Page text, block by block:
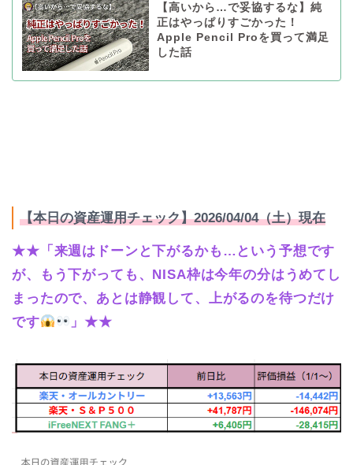
【高いから…で妥協するな】純
正はやっぱりすごかった！
Apple Pencil Proを買って満足
した話
【本日の資産運用チェック】2026/04/04（土）現在
★★「来週はドーンと下がるかも…という予想です
が、もう下がっても、NISA枠は今年の分はうめてし
まったので、あとは静観して、上がるのを待つだけ
です
」★★